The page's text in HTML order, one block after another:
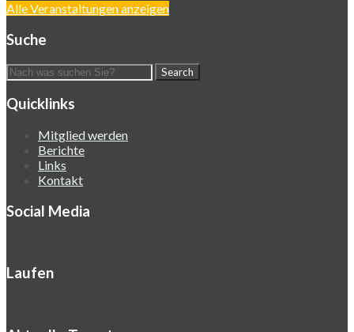
Alle Veranstaltungen anzeigen
Suche
Quicklinks
Mitglied werden
Berichte
Links
Kontakt
Social Media
Laufen